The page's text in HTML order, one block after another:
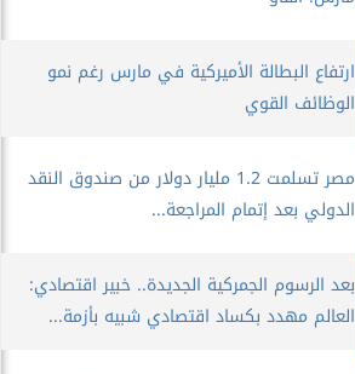
ارتفاع البطالة الأميركية في مارس رغم نمو
الوظائف القوي
مصر تسلمت 1.2 مليار دولار من صندوق النقد
الدولي بعد إتمام المراجعة...
بعد الرسوم الجمركية الجديدة.. خبير اقتصادي:
العالم مهدد بكساد اقتصادي شبيه بأزمة...